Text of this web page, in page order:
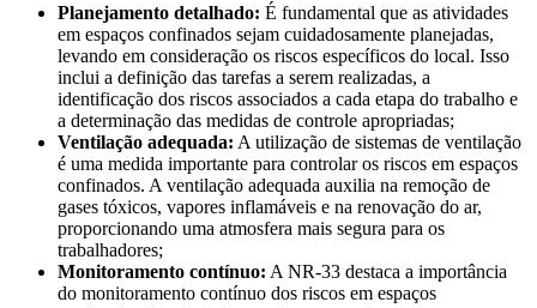
Planejamento detalhado: É fundamental que as atividades
em espaços confinados sejam cuidadosamente planejadas,
levando em consideração os riscos específicos do local. Isso
inclui a definição das tarefas a serem realizadas, a
identificação dos riscos associados a cada etapa do trabalho e
a determinação das medidas de controle apropriadas;
Ventilação adequada: A utilização de sistemas de ventilação
é uma medida importante para controlar os riscos em espaços
confinados. A ventilação adequada auxilia na remoção de
gases tóxicos, vapores inflamáveis e na renovação do ar,
proporcionando uma atmosfera mais segura para os
trabalhadores;
Monitoramento contínuo: A NR-33 destaca a importância
do monitoramento contínuo dos riscos em espaços